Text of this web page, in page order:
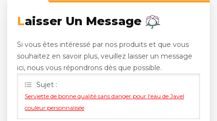
Laisser Un Message
Si vous êtes intéressé par nos produits et que vous
souhaitez en savoir plus, veuillez laisser un message
ici, nous vous répondrons dès que possible.
Sujet :
Serviette de bonne qualité sans danger pour l'eau de Javel
couleur personnalisée